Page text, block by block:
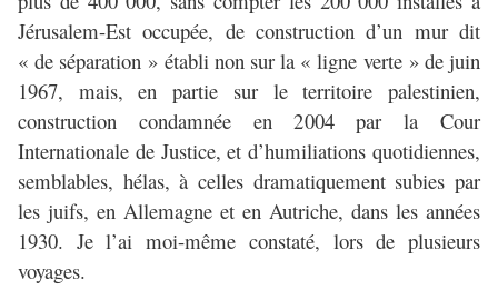
Jérusalem-Est occupée, de construction d’un mur dit
« de séparation » établi non sur la « ligne verte » de juin
1967, mais, en partie sur le territoire palestinien,
construction condamnée en 2004 par la Cour
Internationale de Justice, et d’humiliations quotidiennes,
semblables, hélas, à celles dramatiquement subies par
les juifs, en Allemagne et en Autriche, dans les années
1930. Je l’ai moi-même constaté, lors de plusieurs
voyages.